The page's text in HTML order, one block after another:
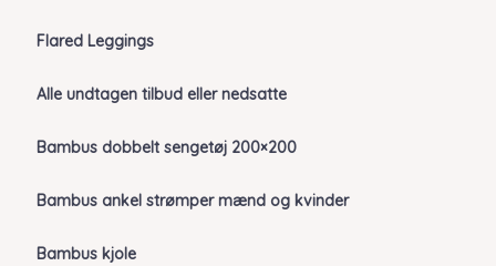
Flared Leggings
Alle undtagen tilbud eller nedsatte
Bambus dobbelt sengetøj 200×200
Bambus ankel strømper mænd og kvinder
Bambus kjole